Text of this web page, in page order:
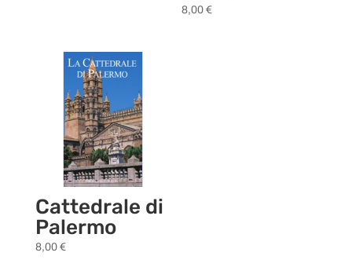
8,00€
Cattedrale di
Palermo
8,00 €